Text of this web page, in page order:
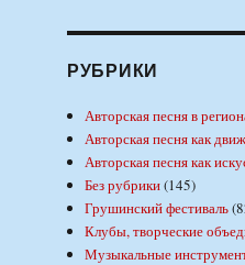
РУБРИКИ
Авторская песня в
Авторская песня как
Авторская песня как
Без рубрики(145)
Грушинский фестиваль
Клубы, творческие
Музыкальные